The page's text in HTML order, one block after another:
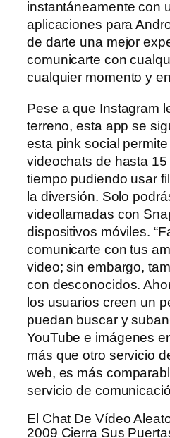
instantáneamente con
aplicaciones para
de darte una mejor
comunicarte con
cualquier momento y
Pese a que Instagram
terreno, esta app se
esta pink social
videochats de hasta
tiempo pudiendo usar
la diversión. Solo
videollamadas con
dispositivos móviles.
comunicarte con tus
video; sin embargo,
con desconocidos.
los usuarios creen un
puedan buscar y
YouTube e imágenes
más que otro servicio
web, es más
servicio de
El Chat De Vídeo
2009 Cierra Sus